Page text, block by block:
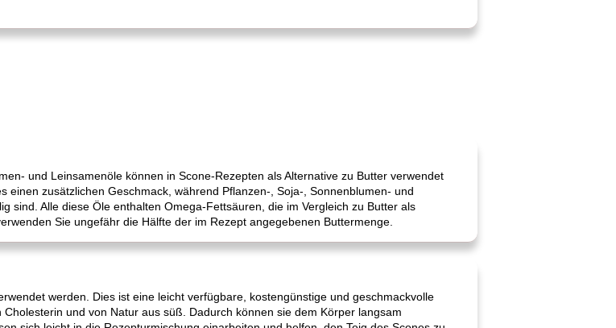
und Leinsamenöle können in Scone-Rezepten als Alternative zu Butter verwendet
einen zusätzlichen Geschmack, während Pflanzen-, Soja-, Sonnenblumen- und
sind. Alle diese Öle enthalten Omega-Fettsäuren, die im Vergleich zu Butter als
Sie ungefähr die Hälfte der im Rezept angegebenen Buttermenge.
werden. Dies ist eine leicht verfügbare, kostengünstige und geschmackvolle
und von Natur aus süß. Dadurch können sie dem Körper langsam